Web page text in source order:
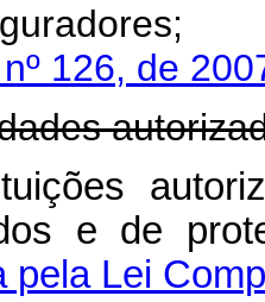
126, de
e de
pela Lei